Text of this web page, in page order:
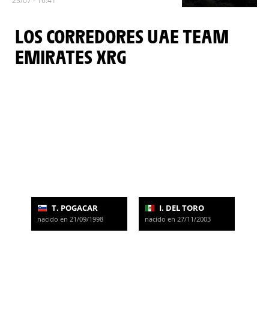
LOS CORREDORES UAE TEAM
EMIRATES XRG
T. POGACAR
nacido en 21/09/1998
I. DEL TORO
nacido en 27/11/2003